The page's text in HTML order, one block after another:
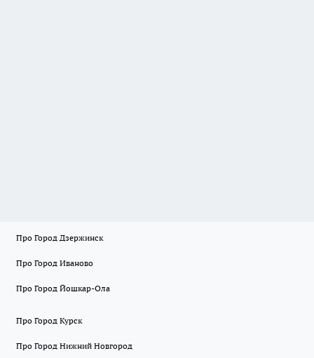
Про Город Дзержинск
Про Город Иваново
Про Город Йошкар-Ола
Про Город Курск
Про Город Нижний Новгород